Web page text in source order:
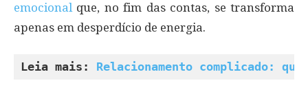
emocionalque, no fim das contas, se transforma
apenas em desperdício de energia.
Leia mais: Relacionamento complicado: